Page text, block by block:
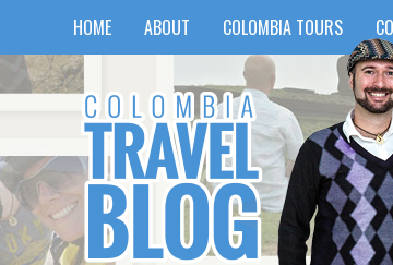
HOME ABOUT COLOMBIA TOURS